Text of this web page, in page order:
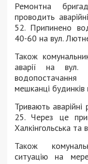
Ремонтна
проводить
52. Припинено
40-60 на вул.
Також
аварії на вул.
мешканці будинків
Тривають аварійні
25. Через це
Халкінгольська та
Також
ситуацію на